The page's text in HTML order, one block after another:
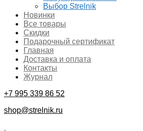
Выбор Strelnik
Новинки
Все товары
Скидки
Подарочный сертификат
Главная
Доставка и оплата
Контакты
Журнал
+7 995 339 86 52
shop@strelnik.ru